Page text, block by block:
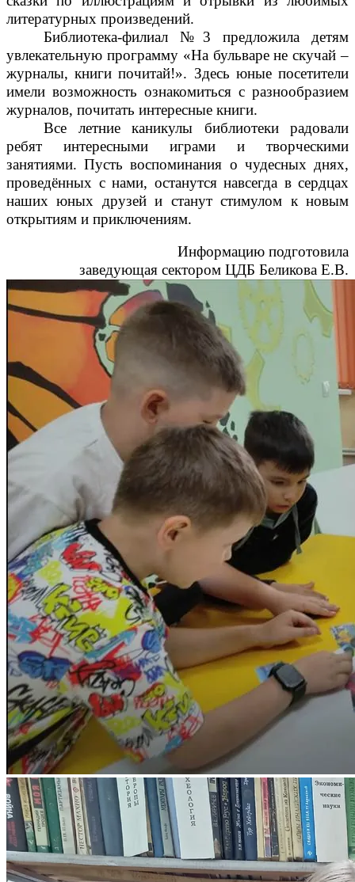
литературных произведений.
Библиотека-филиал №3 предложила детям
увлекательную программу «На бульваре не скучай –
журналы, книги почитай!». Здесь юные посетители
имели возможность ознакомиться с разнообразием
журналов, почитать интересные книги.
Все летние каникулы библиотеки радовали
ребят интересными играми и творческими
занятиями. Пусть воспоминания о чудесных днях,
проведённых с нами, останутся навсегда в сердцах
наших юных друзей и станут стимулом к новым
открытиям и приключениям.
Информацию подготовила
заведующая сектором ЦДБ Беликова Е.В.